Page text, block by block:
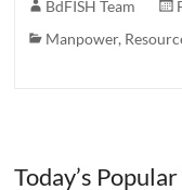
BdFISH Team
Manpower,
Today’s